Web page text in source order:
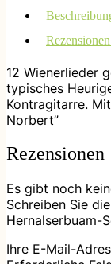
Rezensionen
12 Wienerlieder
typisches
Kontragitarre.
Norbert”
Rezensionen
Es gibt noch
Schreiben Sie
Hernalserbuam-
Ihre E-Mail-